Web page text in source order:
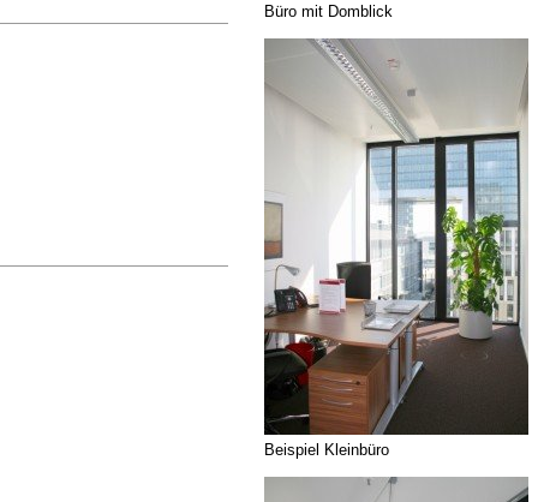
Büro mit Domblick
Beispiel Kleinbüro